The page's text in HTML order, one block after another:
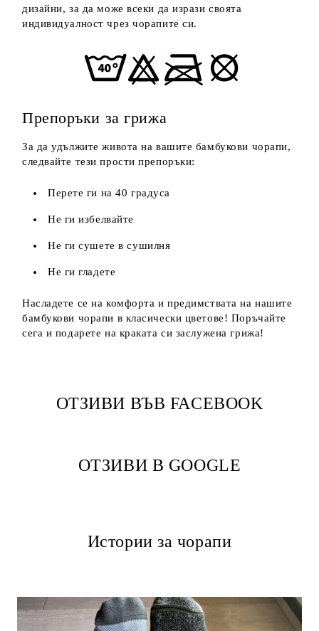
дизайни, за да може всеки да изрази своята
индивидуалност чрез чорапите си.
Препоръки за грижа
За да удължите живота на вашите бамбукови чорапи,
следвайте тези прости препоръки:
Перете ги на 40 градуса
Не ги избелвайте
Не ги сушете в сушилня
Не ги гладете
Насладете се на комфорта и предимствата на нашите
бамбукови чорапи в класически цветове! Поръчайте
сега и подарете на краката си заслужена грижа!
ОТЗИВИ ВЪВ FACEBOOK
ОТЗИВИ В GOOGLE
Истории за чорапи